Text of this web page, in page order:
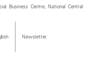
Business Centre, National Central
Newsletter